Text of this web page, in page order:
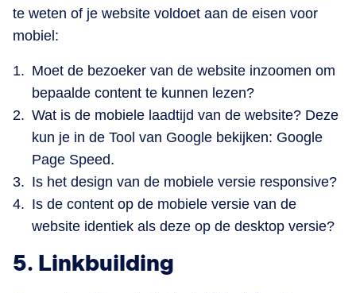
te weten of je website voldoet aan de eisen voor
mobiel:
Moet de bezoeker van de website inzoomen om
bepaalde content te kunnen lezen?
Wat is de mobiele laadtijd van de website? Deze
kun je in de Tool van Google bekijken: Google
Page Speed.
Is het design van de mobiele versie responsive?
Is de content op de mobiele versie van de
website identiek als deze op de desktop versie?
5. Linkbuilding